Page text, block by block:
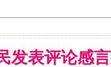
判无期 从幼
发表评论感